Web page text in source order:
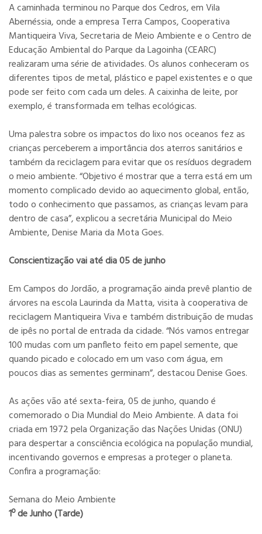
A caminhada terminou no Parque dos Cedros, em Vila
Abernéssia, onde a empresa Terra Campos, Cooperativa
Mantiqueira Viva, Secretaria de Meio Ambiente e o Centro de
Educação Ambiental do Parque da Lagoinha (CEARC)
realizaram uma série de atividades. Os alunos conheceram os
diferentes tipos de metal, plástico e papel existentes e o que
pode ser feito com cada um deles. A caixinha de leite, por
exemplo, é transformada em telhas ecológicas.
Uma palestra sobre os impactos do lixo nos oceanos fez as
crianças perceberem a importância dos aterros sanitários e
também da reciclagem para evitar que os resíduos degradem
o meio ambiente. “Objetivo é mostrar que a terra está em um
momento complicado devido ao aquecimento global, então,
todo o conhecimento que passamos, as crianças levam para
dentro de casa”, explicou a secretária Municipal do Meio
Ambiente, Denise Maria da Mota Goes.
Conscientização vai até dia 05 de junho
Em Campos do Jordão, a programação ainda prevê plantio de
árvores na escola Laurinda da Matta, visita à cooperativa de
reciclagem Mantiqueira Viva e também distribuição de mudas
de ipês no portal de entrada da cidade. “Nós vamos entregar
100 mudas com um panfleto feito em papel semente, que
quando picado e colocado em um vaso com água, em
poucos dias as sementes germinam”, destacou Denise Goes.
As ações vão até sexta-feira, 05 de junho, quando é
comemorado o Dia Mundial do Meio Ambiente. A data foi
criada em 1972 pela Organização das Nações Unidas (ONU)
para despertar a consciência ecológica na população mundial,
incentivando governos e empresas a proteger o planeta.
Confira a programação:
Semana do Meio Ambiente
1º de Junho (Tarde)